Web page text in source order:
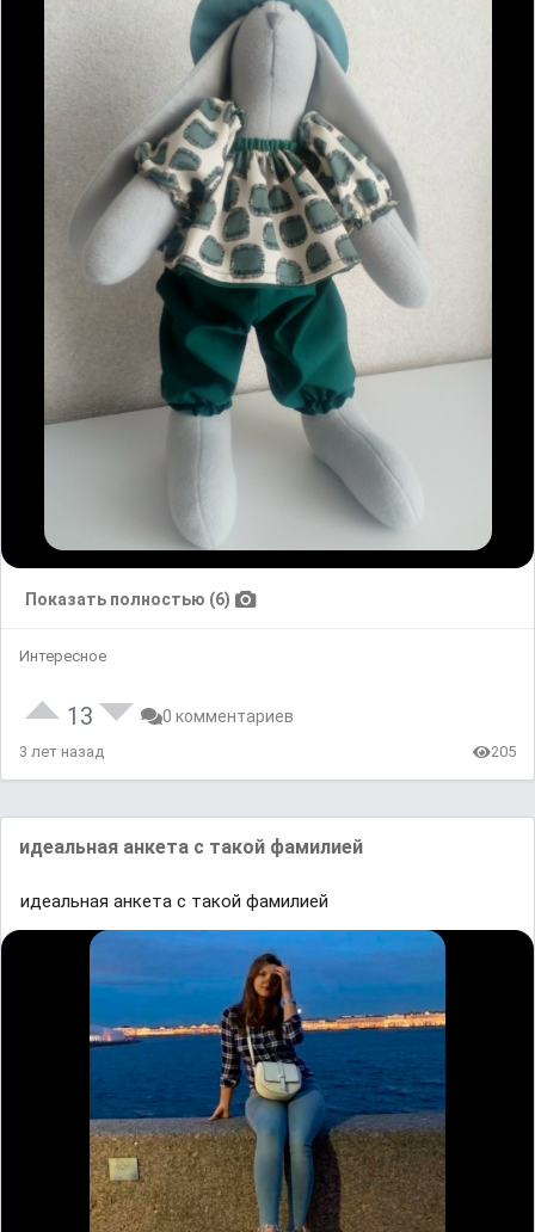
Показать полностью (6)
Интересное
13 0 комментариев
3 лет назад 205
идеальная анкета с такой фамилией
идеальная анкета с такой фамилией